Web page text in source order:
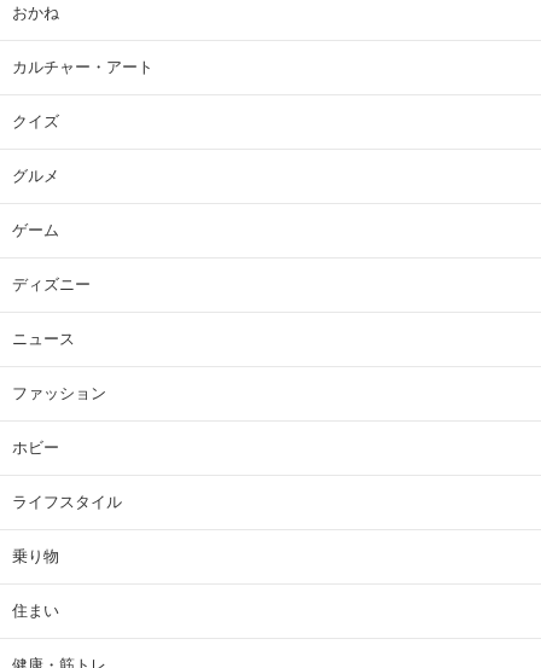
おかね
カルチャー・アート
クイズ
グルメ
ゲーム
ディズニー
ニュース
ファッション
ホビー
ライフスタイル
乗り物
住まい